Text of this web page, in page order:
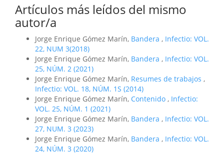
Artículos más leídos del mismo
autor/a
Jorge Enrique Gómez Marín, Bandera , Infectio: VOL.
22, NUM 3(2018)
Jorge Enrique Gómez Marín, Bandera , Infectio: VOL.
25, NÚM. 2 (2021)
Jorge Enrique Gómez Marín, Resumes de trabajos ,
Infectio: VOL. 18, NÚM. 1S (2014)
Jorge Enrique Gómez Marín, Contenido , Infectio:
VOL. 25, NÚM. 1 (2021)
Jorge Enrique Gómez Marín, Bandera , Infectio: VOL.
27, NUM. 3 (2023)
Jorge Enrique Gómez Marín, Bandera , Infectio: VOL.
24, NÚM. 3 (2020)